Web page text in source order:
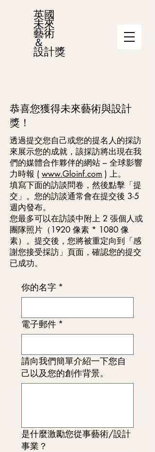
英國
未來
藝術
＆
設計獎
恭喜您獲得未來藝術與設計
獎！
透過提交您自己或您的提名人的採訪
來展示您的成就，該採訪將出現在我
們的媒體合作夥伴的網站 – 全球影響
力時報 ( www.Gloinf.com ) 上。
填寫下面的訪談問卷，然後點擊「提
交」。您的訪談通常會在提交後 3-5
週內發布。
您最多可以在訪談中附上 2 張個人或
團隊照片（1920 像素 * 1080 像
素）。提交後，您將被重定向到「感
謝您接受採訪」頁面，確認您的提交
已成功。
你的名字 *
電子郵件 *
請向我們簡單介紹一下您自
己以及您的創作背景。
是什麼激勵您從事藝術/設計
事業？